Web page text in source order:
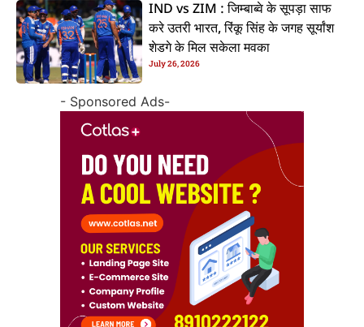
IND vs ZIM : जिम्बाब्वे के सूपड़ा साफ
करे उतरी भारत, रिंकू सिंह के जगह सूर्यांश
शेडगे के मिल सकेला मवका
July 26, 2026
- Sponsored Ads-